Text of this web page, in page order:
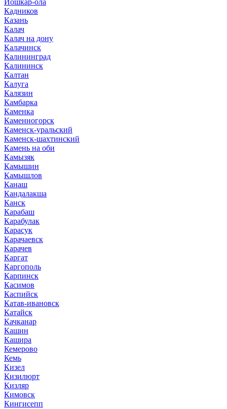
Кадников
Казань
Калач
Калач на дону
Калачинск
Калининград
Калининск
Калтан
Калуга
Калязин
Камбарка
Каменка
Каменногорск
Каменск-уральский
Каменск-шахтинский
Камень на оби
Камызяк
Камышин
Камышлов
Канаш
Кандалакша
Канск
Карабаш
Карабулак
Карасук
Карачаевск
Карачев
Каргат
Каргополь
Карпинск
Касимов
Каспийск
Катав-ивановск
Катайск
Качканар
Кашин
Кашира
Кемерово
Кемь
Кизел
Кизилюрт
Кизляр
Кимовск
Кингисепп